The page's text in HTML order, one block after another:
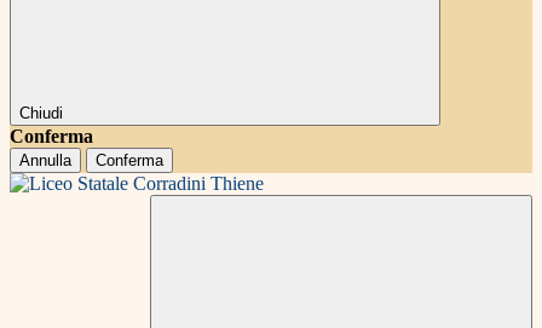
Chiudi
Conferma
Annulla Conferma